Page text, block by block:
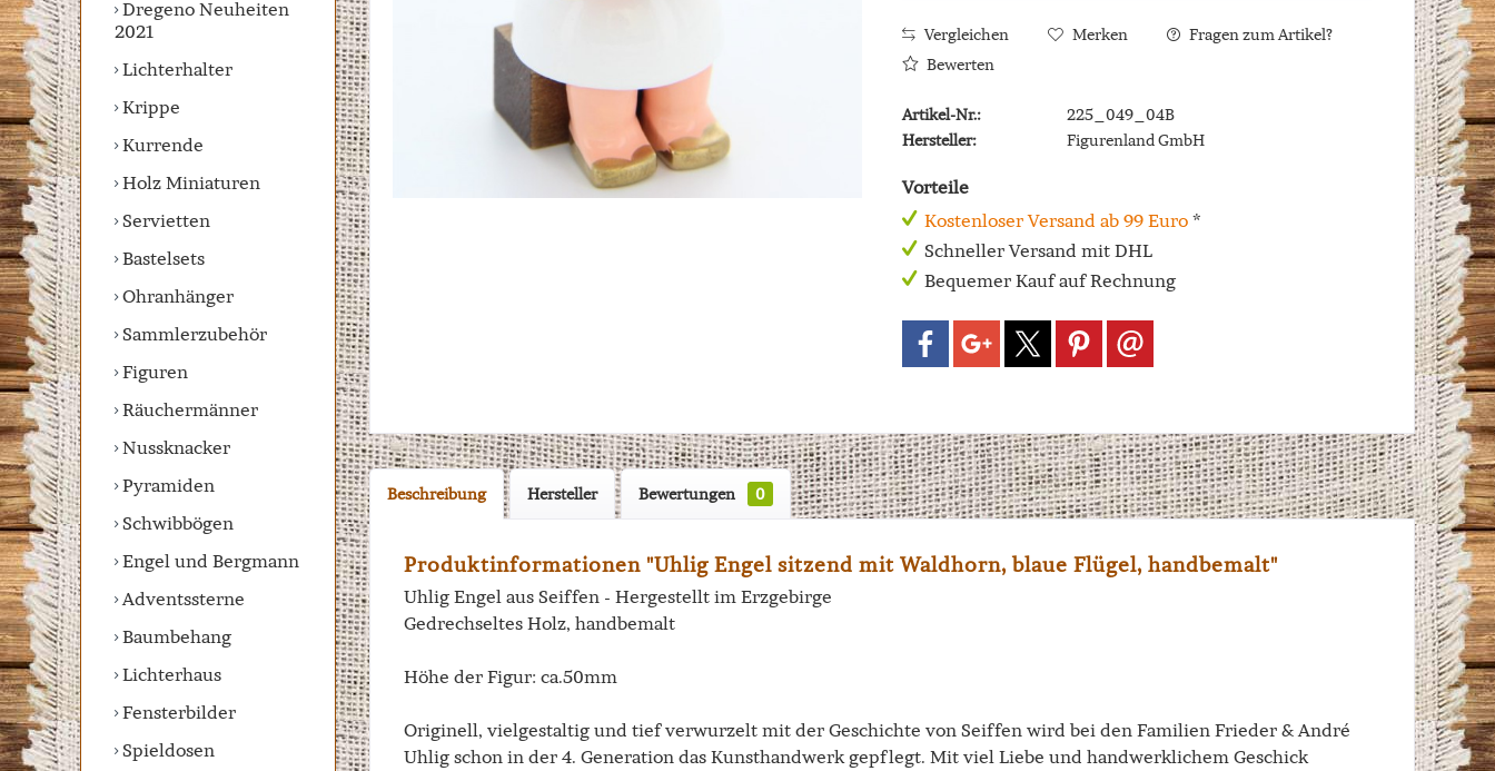
Dregeno Neuheiten
2021
Lichterhalter
Krippe
Kurrende
Holz Miniaturen
Servietten
Bastelsets
Ohranhänger
Sammlerzubehör
Figuren
Räuchermänner
Nussknacker
Pyramiden
Schwibbögen
Engel und Bergmann
Adventssterne
Baumbehang
Lichterhaus
Fensterbilder
Spieldosen
Vergleichen Merken
Fragen zum Artikel?
Bewerten
Artikel-Nr.:
225_049_04B
Hersteller:
Figurenland GmbH
Vorteile
Kostenloser Versand ab 99 Euro*
Schneller Versand mit DHL
Bequemer Kauf auf Rechnung
Beschreibung Hersteller Bewertungen 0
Produktinformationen "Uhlig Engel sitzend mit Waldhorn, blaue Flügel, handbemalt"
Uhlig Engel aus Seiffen - Hergestellt im Erzgebirge
Gedrechseltes Holz, handbemalt
Höhe der Figur: ca.50mm
Originell, vielgestaltig und tief verwurzelt mit der Geschichte von Seiffen wird bei den Familien Frieder & André
Uhlig schon in der 4. Generation das Kunsthandwerk gepflegt. Mit viel Liebe und handwerklichem Geschick